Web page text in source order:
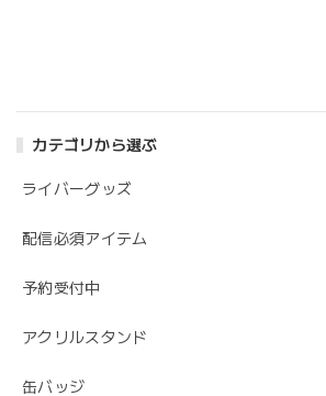
カテゴリから選ぶ
ライバーグッズ
配信必須アイテム
予約受付中
アクリルスタンド
缶バッジ